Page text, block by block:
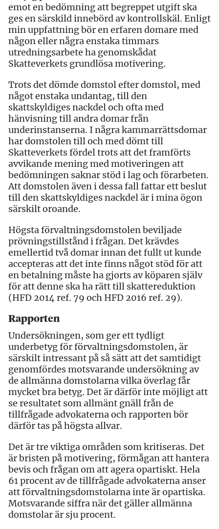
emot en bedömning att begreppet utgift ska
ges en särskild innebörd av kontrollskäl. Enligt
min uppfattning bör en erfaren domare med
någon eller några enstaka timmars
utredningsarbete ha genomskådat
Skatteverkets grundlösa motivering.
Trots det dömde domstol efter domstol, med
något enstaka undantag, till den
skattskyldiges nackdel och ofta med
hänvisning till andra domar från
underinstanserna. I några kammarrättsdomar
har domstolen till och med dömt till
Skatteverkets fördel trots att det framförts
avvikande mening med motiveringen att
bedömningen saknar stöd i lag och förarbeten.
Att domstolen även i dessa fall fattar ett beslut
till den skattskyldiges nackdel är i mina ögon
särskilt oroande.
Högsta förvaltningsdomstolen beviljade
prövningstillstånd i frågan. Det krävdes
emellertid två domar innan det fullt ut kunde
accepteras att det inte finns något stöd för att
en betalning måste ha gjorts av köparen själv
för att denne ska ha rätt till skattereduktion
(HFD 2014 ref. 79 och HFD 2016 ref. 29).
Rapporten
Undersökningen, som ger ett tydligt
underbetyg för förvaltningsdomstolen, är
särskilt intressant på så sätt att det samtidigt
genomfördes motsvarande undersökning av
de allmänna domstolarna vilka överlag får
mycket bra betyg. Det är därför inte möjligt att
se resultatet som allmänt gnäll från de
tillfrågade advokaterna och rapporten bör
därför tas på högsta allvar.
Det är tre viktiga områden som kritiseras. Det
är bristen på motivering, förmågan att hantera
bevis och frågan om att agera opartiskt. Hela
61 procent av de tillfrågade advokaterna anser
att förvaltningsdomstolarna inte är opartiska.
Motsvarande siffra när det gäller allmänna
domstolar är sju procent.